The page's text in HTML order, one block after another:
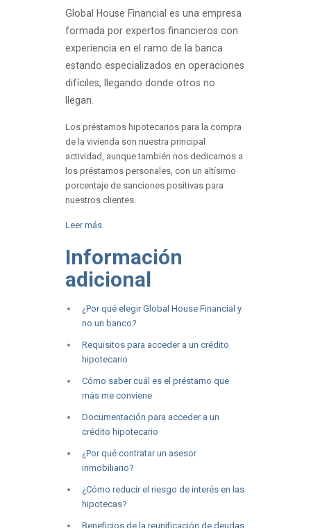
Global House Financial es una empresa
formada por expertos financieros con
experiencia en el ramo de la banca
estando especializados en operaciones
difíciles, llegando donde otros no
llegan.
Los préstamos hipotecarios para la compra
de la vivienda son nuestra principal
actividad, aunque también nos dedicamos a
los préstamos personales, con un altísimo
porcentaje de sanciones positivas para
nuestros clientes.
Leer más
Información
adicional
¿Por qué elegir Global House Financial y
no un banco?
Requisitos para acceder a un crédito
hipotecario
Cómo saber cuál es el préstamo que
más me conviene
Documentación para acceder a un
crédito hipotecario
¿Por qué contratar un asesor
inmobiliario?
¿Cómo reducir el riesgo de interés en las
hipotecas?
Beneficios de la reunificación de deudas